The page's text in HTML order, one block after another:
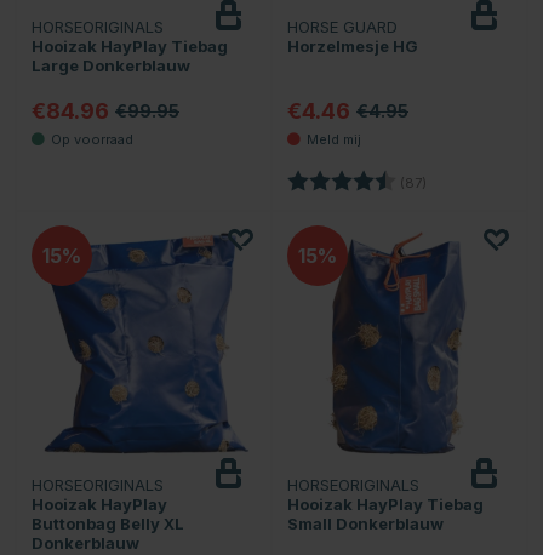
HORSEORIGINALS
Hooizak HayPlay Tiebag
Large Donkerblauw
€84.96 €99.95
HORSE GUARD
Horzelmesje HG
€4.46 €4.95
Beoordeling: (87)
15
HORSEORIGINALS
Hooizak HayPlay
Buttonbag Belly XL
Donkerblauw
15
HORSEORIGINALS
Hooizak HayPlay Tiebag
Small Donkerblauw